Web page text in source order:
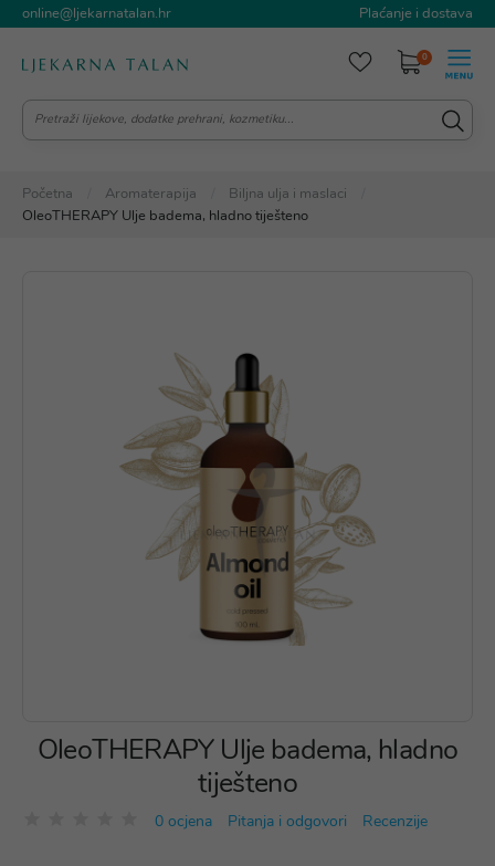
online@ljekarnatalan.hr Plaćanje i dostava
0
Početna Aromaterapija
Biljna ulja i maslaci
OleoTHERAPY Ulje badema, hladno tiješteno
OleoTHERAPY Ulje badema, hladno
tiješteno
0 ocjena Pitanja i odgovori Recenzije